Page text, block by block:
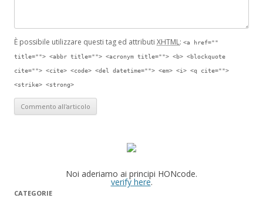
È possibile utilizzare questi tag ed attributi XHTML: <a href=""
title=""> <abbr title=""> <acronym title=""> <b> <blockquote
cite=""> <cite> <code> <del datetime=""> <em> <i> <q cite="">
<strike> <strong>
Noi aderiamo ai principi HONcode.
verify here.
CATEGORIE